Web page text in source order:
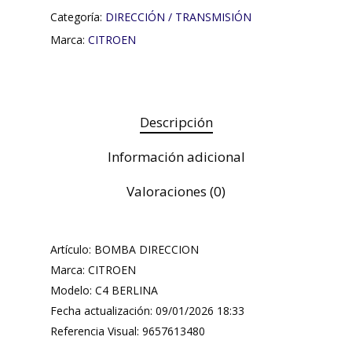
Categoría: DIRECCIÓN / TRANSMISIÓN
Marca: CITROEN
Descripción
Información adicional
Valoraciones (0)
Artículo: BOMBA DIRECCION
Marca: CITROEN
Modelo: C4 BERLINA
Fecha actualización: 09/01/2026 18:33
Referencia Visual: 9657613480